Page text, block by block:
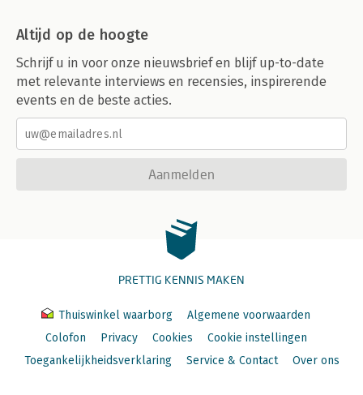
Altijd op de hoogte
Schrijf u in voor onze nieuwsbrief en blijf up-to-date
met relevante interviews en recensies, inspirerende
events en de beste acties.
Aanmelden
PRETTIG KENNIS MAKEN
Thuiswinkel waarborg
Algemene voorwaarden
Colofon
Privacy Cookies
Cookie instellingen
Toegankelijkheidsverklaring
Service & Contact Over ons